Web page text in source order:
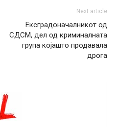
Next article
Ексградоначалникот од
СДСМ, дел од криминалната
група којашто продавала
дрога